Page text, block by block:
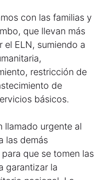
con las familias y
que llevan más
el ELN, sumiendo a
restricción de
de
básicos.
llamado urgente al
las demás
que se tomen las
garantizar la